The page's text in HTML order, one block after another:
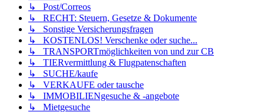
↳ Post/Correos
↳ RECHT: Steuern, Gesetze & Dokumente
↳ Sonstige Versicherungsfragen
↳ KOSTENLOS! Verschenke oder suche...
↳ TRANSPORTmöglichkeiten von und zur CB
↳ TIERvermittlung & Flugpatenschaften
↳ SUCHE/kaufe
↳ VERKAUFE oder tausche
↳ IMMOBILIENgesuche & -angebote
↳ Mietgesuche